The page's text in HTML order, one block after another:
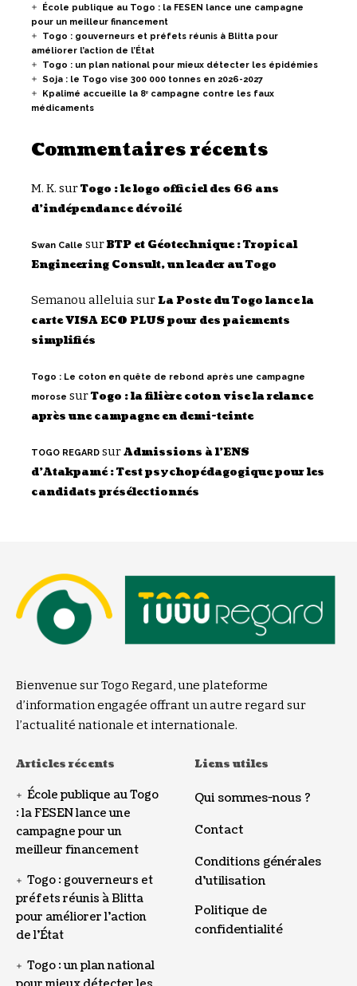
École publique au Togo : la FESEN lance une campagne
pour un meilleur financement
Togo : gouverneurs et préfets réunis à Blitta pour
améliorer l’action de l’État
Togo : un plan national pour mieux détecter les épidémies
Soja : le Togo vise 300 000 tonnes en 2026-2027
Kpalimé accueille la 8ᵉ campagne contre les faux
médicaments
Commentaires récents
M. K. surTogo : le logo officiel des 66 ans
d’indépendance dévoilé
Swan Calle surBTP et Géotechnique : Tropical
Engineering Consult, un leader au Togo
Semanou alleluiasurLa Poste du Togo lance la
carte VISA ECO PLUS pour des paiements
simplifiés
Togo : Le coton en quête de rebond après une campagne
morose surTogo : la filière coton vise la relance
après une campagne en demi-teinte
TOGO REGARD surAdmissions à l’ENS
d’Atakpamé : Test psychopédagogique pour les
candidats présélectionnés
Bienvenue sur Togo Regard, une plateforme
d’information engagée offrant un autre regard sur
l’actualité nationale et internationale.
Articles récents
École publique au Togo
: la FESEN lance une
campagne pour un
meilleur financement
Togo : gouverneurs et
préfets réunis à Blitta
pour améliorer l’action
de l’État
Togo : un plan national
Liens utiles
Qui sommes-nous ?
Contact
Conditions générales
d’utilisation
Politique de
confidentialité